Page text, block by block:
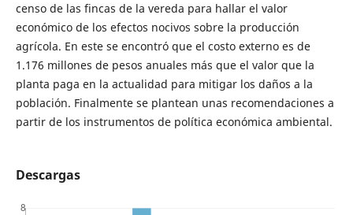
censo de las fincas de la vereda para hallar el valor
económico de los efectos nocivos sobre la producción
agrícola. En este se encontró que el costo externo es de
1.176 millones de pesos anuales más que el valor que la
planta paga en la actualidad para mitigar los daños a la
población. Finalmente se plantean unas recomendaciones a
partir de los instrumentos de política económica ambiental.
Descargas